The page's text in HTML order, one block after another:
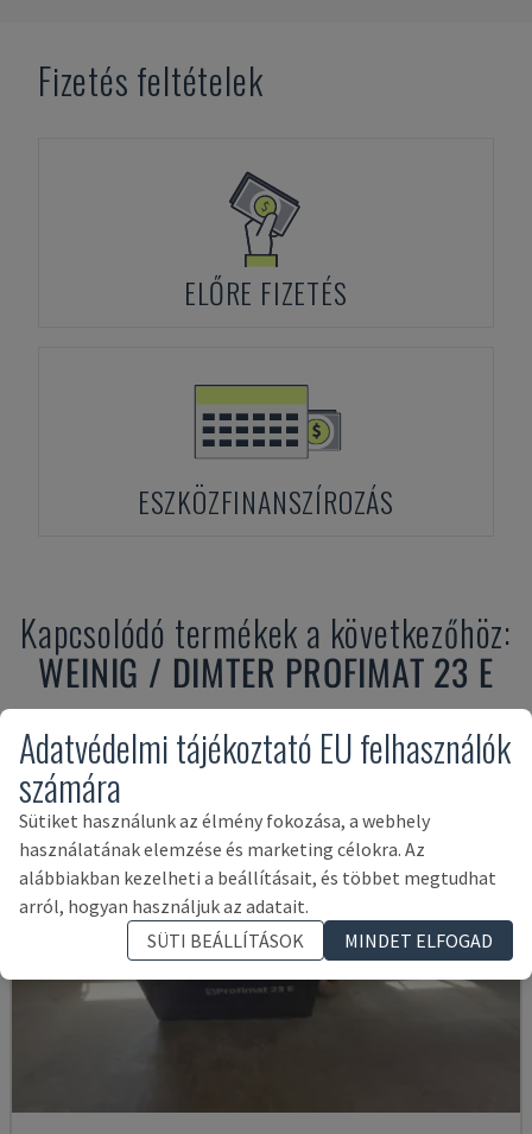
Fizetés feltételek
ELŐRE FIZETÉS
ESZKÖZFINANSZÍROZÁS
Kapcsolódó termékek a következőhöz:
WEINIG / DIMTER PROFIMAT 23 E
Adatvédelmi tájékoztató EU felhasználók
számára
Sütiket használunk az élmény fokozása, a webhely
használatának elemzése és marketing célokra. Az
alábbiakban kezelheti a beállításait, és többet megtudhat
arról, hogyan használjuk az adatait.
SÜTI BEÁLLÍTÁSOK
MINDET ELFOGAD